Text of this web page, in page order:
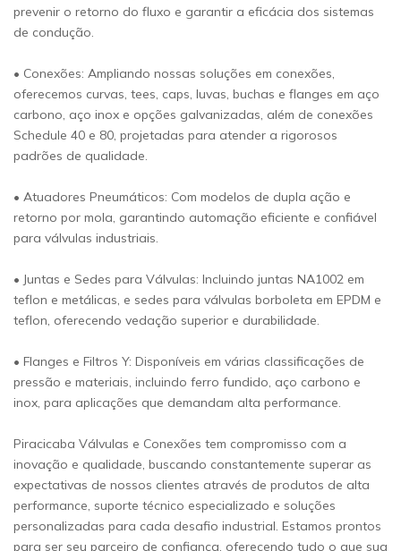
prevenir o retorno do fluxo e garantir a eficácia dos sistemas
de condução.
• Conexões: Ampliando nossas soluções em conexões,
oferecemos curvas, tees, caps, luvas, buchas e flanges em aço
carbono, aço inox e opções galvanizadas, além de conexões
Schedule 40 e 80, projetadas para atender a rigorosos
padrões de qualidade.
• Atuadores Pneumáticos: Com modelos de dupla ação e
retorno por mola, garantindo automação eficiente e confiável
para válvulas industriais.
• Juntas e Sedes para Válvulas: Incluindo juntas NA1002 em
teflon e metálicas, e sedes para válvulas borboleta em EPDM e
teflon, oferecendo vedação superior e durabilidade.
• Flanges e Filtros Y: Disponíveis em várias classificações de
pressão e materiais, incluindo ferro fundido, aço carbono e
inox, para aplicações que demandam alta performance.
Piracicaba Válvulas e Conexões tem compromisso com a
inovação e qualidade, buscando constantemente superar as
expectativas de nossos clientes através de produtos de alta
performance, suporte técnico especializado e soluções
personalizadas para cada desafio industrial. Estamos prontos
para ser seu parceiro de confiança, oferecendo tudo o que sua